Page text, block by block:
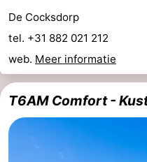
De Cocksdorp
tel. +31 882 021 212
web. Meer informatie
T6AM Comfort -